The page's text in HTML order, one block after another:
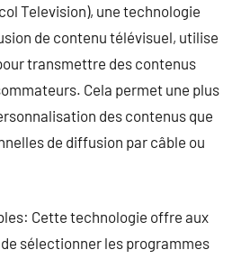
Television), une technologie
de contenu télévisuel, utilise
transmettre des contenus
Cela permet une plus
des contenus que
de diffusion par câble ou
Cette technologie offre aux
sélectionner les programmes